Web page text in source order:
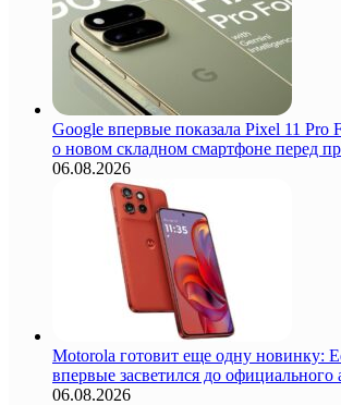
Google впервые показала Pixel 11 Pro
о новом складном смартфоне перед
06.08.2026
Motorola готовит еще одну новинку:
впервые засветился до официального
06.08.2026